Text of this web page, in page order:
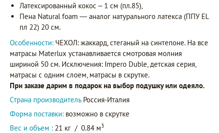
Латексированный кокос – 1 см (пл.85),
Пена Natural foаm — аналог натурального латекса (ППУ EL
пл 22) 20 см.
Особенности: ЧЕХОЛ: жаккард, стеганый на синтепоне. На все
матрасы Materlux устанавливается смотровая молния
шириной 50 см. Исключения: Impero Duble, детская серия,
матрасы с одним слоем, матрасы в скрутке.
При заказе дарим в подарок на выбор подушку или одеяло.
Страна производитель Россия-Италия
Форма поставки: возможно в скрутке
Вес и объем : 21 кг / 0.84 м3